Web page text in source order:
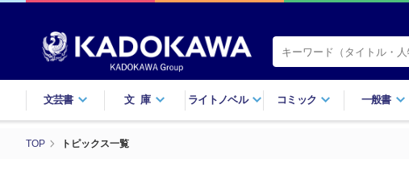
文芸書 文庫 ライトノベル コミック 一般書
TOP トピックス一覧